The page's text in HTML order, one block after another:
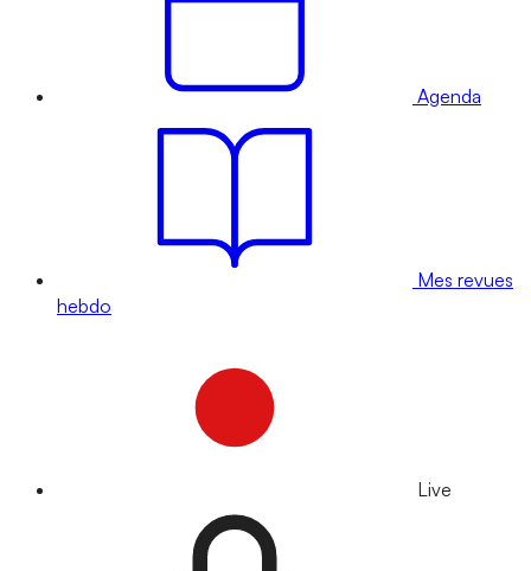
Agenda
Mes revues
hebdo
Live